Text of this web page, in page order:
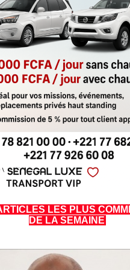
LES PLUS
DE LA SEMAINE